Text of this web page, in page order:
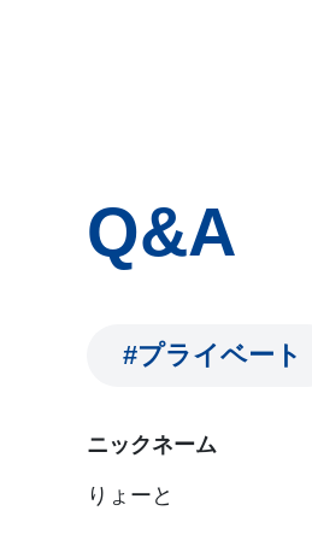
Q&A
#プライベート
ニックネーム
りょーと